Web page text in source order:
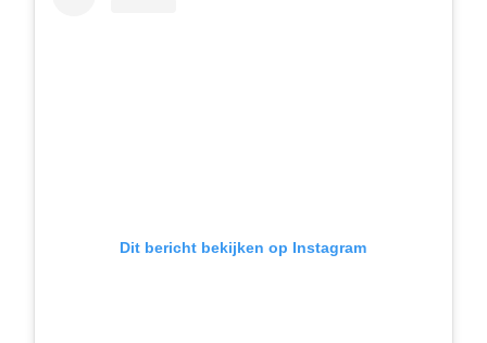
Dit bericht bekijken op Instagram